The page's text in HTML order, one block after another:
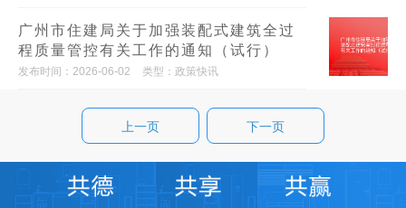
广州市住建局关于加强装配式建筑全过
程质量管控有关工作的通知（试行）
发布时间：2026-06-02 类型：政策快讯
上一页 下一页